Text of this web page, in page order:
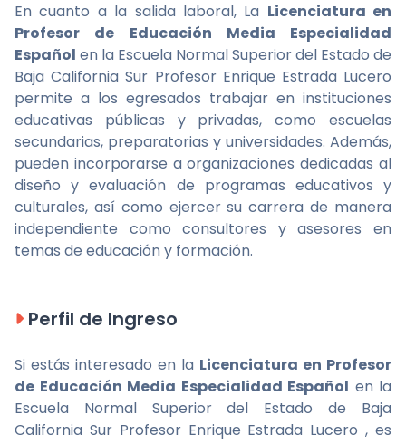
En cuanto a la salida laboral, La Licenciatura en
Profesor de Educación Media Especialidad
Español en la Escuela Normal Superior del Estado de
Baja California Sur Profesor Enrique Estrada Lucero
permite a los egresados trabajar en instituciones
educativas públicas y privadas, como escuelas
secundarias, preparatorias y universidades. Además,
pueden incorporarse a organizaciones dedicadas al
diseño y evaluación de programas educativos y
culturales, así como ejercer su carrera de manera
independiente como consultores y asesores en
temas de educación y formación.
Perfil de Ingreso
Si estás interesado en la Licenciatura en Profesor
de Educación Media Especialidad Español en la
Escuela Normal Superior del Estado de Baja
California Sur Profesor Enrique Estrada Lucero , es